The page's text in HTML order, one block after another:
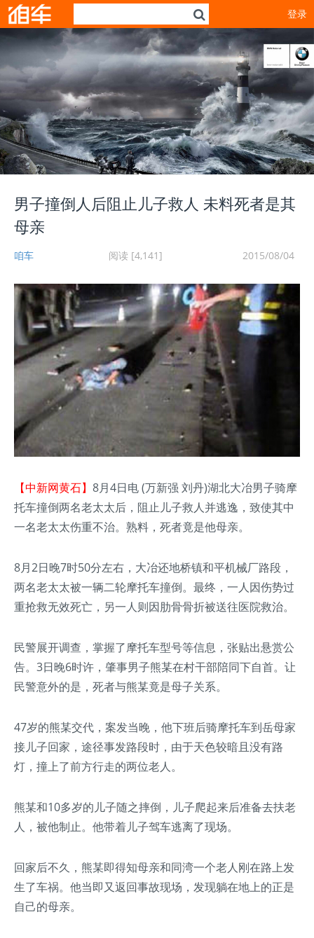
登录
男子撞倒人后阻止儿子救人 未料死者是其
母亲
咱车 阅读 [4,141] 2015/08/04
【中新网黄石】 8月4日电 (万新强 刘丹)湖北大冶男子骑摩
托车撞倒两名老太太后，阻止儿子救人并逃逸，致使其中
一名老太太伤重不治。熟料，死者竟是他母亲。
8月2日晚7时50分左右，大冶还地桥镇和平机械厂路段，
两名老太太被一辆二轮摩托车撞倒。最终，一人因伤势过
重抢救无效死亡，另一人则因肋骨骨折被送往医院救治。
民警展开调查，掌握了摩托车型号等信息，张贴出悬赏公
告。3日晚6时许，肇事男子熊某在村干部陪同下自首。让
民警意外的是，死者与熊某竟是母子关系。
47岁的熊某交代，案发当晚，他下班后骑摩托车到岳母家
接儿子回家，途径事发路段时，由于天色较暗且没有路
灯，撞上了前方行走的两位老人。
熊某和10多岁的儿子随之摔倒，儿子爬起来后准备去扶老
人，被他制止。他带着儿子驾车逃离了现场。
回家后不久，熊某即得知母亲和同湾一个老人刚在路上发
生了车祸。他当即又返回事故现场，发现躺在地上的正是
自己的母亲。